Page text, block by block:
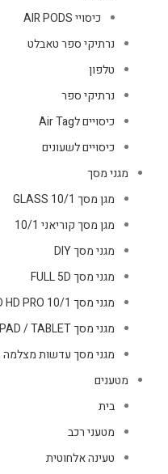
כיסויי AIR PODS
נרתיקי ספר טאבלט
טלפון
נרתיקי ספר
כיסויים לAir Tag
כיסויים לשעונים
מגני מסך
מגן מסך GLASS 10/1
מגן מסך קוריאני 10/1
מגני מסך DIY
מגני מסך FULL 5D
מגני מסך FULL 5D HD PRO 10/1
מגני מסך IPAD / TABLET
מגני מסך עדשות
מטענים
בית
מטעני רכב
טעינה אלחוטית